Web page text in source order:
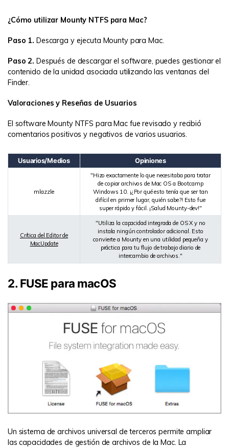
¿Cómo utilizar Mounty NTFS para Mac?
Paso 1. Descarga y ejecuta Mounty para Mac.
Paso 2. Después de descargar el software, puedes gestionar el
contenido de la unidad asociada utilizando las ventanas del
Finder.
Valoraciones y Reseñas de Usuarios
El software Mounty NTFS para Mac fue revisado y recibió
comentarios positivos y negativos de varios usuarios.
Usuarios/Medios Opiniones
mlazzle
"Hizo exactamente lo que necesitaba para tratar
de copiar archivos de Mac OS a Bootcamp
Windows 10. ¡¿Por qué esto tenía que ser tan
difícil en primer lugar, quién sabe?! Esto fue
super rápido y fácil. ¡Salud Mounty-dev!"
Crítica del Editor de
MacUpdate
"Utiliza la capacidad integrada de OS X y no
instala ningún controlador adicional. Esto
convierte a Mounty en una utilidad pequeña y
práctica para tu flujo de trabajo diario de
intercambio de archivos."
2. FUSE para macOS
Un sistema de archivos universal de terceros permite ampliar
las capacidades de gestión de archivos de la Mac. La